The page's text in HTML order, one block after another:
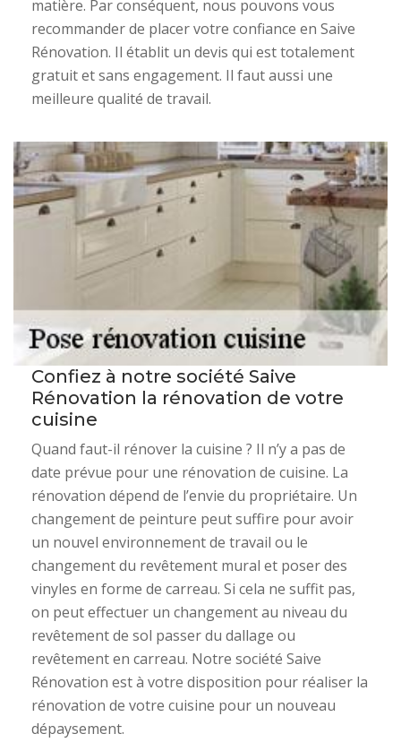
matière. Par conséquent, nous pouvons vous
recommander de placer votre confiance en Saive
Rénovation. Il établit un devis qui est totalement
gratuit et sans engagement. Il faut aussi une
meilleure qualité de travail.
Confiez à notre société Saive
Rénovation la rénovation de votre
cuisine
Quand faut-il rénover la cuisine ? Il n’y a pas de
date prévue pour une rénovation de cuisine. La
rénovation dépend de l’envie du propriétaire. Un
changement de peinture peut suffire pour avoir
un nouvel environnement de travail ou le
changement du revêtement mural et poser des
vinyles en forme de carreau. Si cela ne suffit pas,
on peut effectuer un changement au niveau du
revêtement de sol passer du dallage ou
revêtement en carreau. Notre société Saive
Rénovation est à votre disposition pour réaliser la
rénovation de votre cuisine pour un nouveau
dépaysement.